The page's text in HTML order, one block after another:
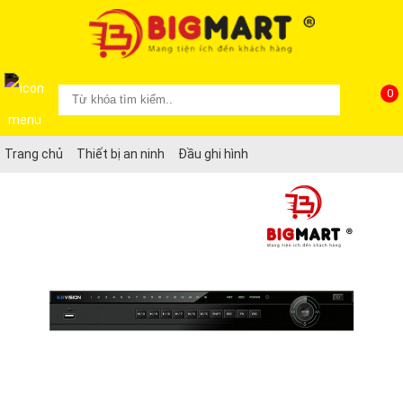
0
Trang chủ Thiết bị an ninh Đầu ghi hình